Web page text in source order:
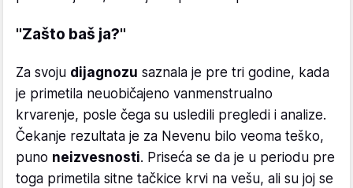
"Zašto baš ja?"
Za svoju dijagnozu saznala je pre tri godine, kada
je primetila neuobičajeno vanmenstrualno
krvarenje, posle čega su usledili pregledi i analize.
Čekanje rezultata je za Nevenu bilo veoma teško,
puno neizvesnosti. Priseća se da je u periodu pre
toga primetila sitne tačkice krvi na vešu, ali su joj se